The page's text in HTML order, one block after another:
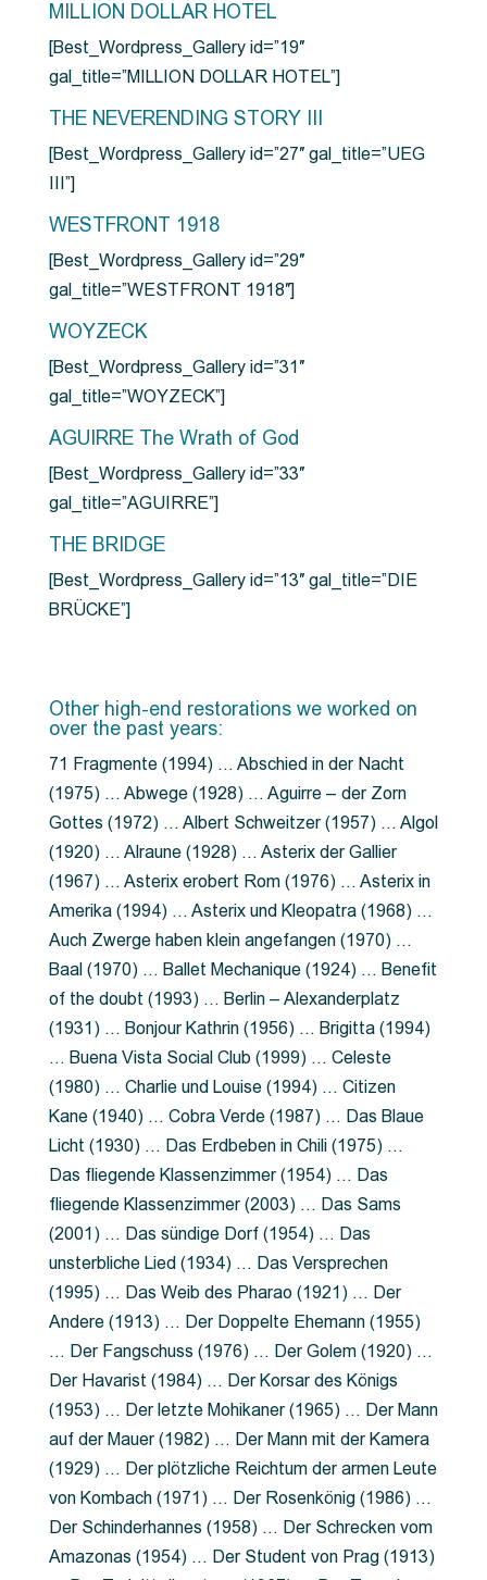
MILLION DOLLAR HOTEL
[Best_Wordpress_Gallery id=”19″
gal_title=”MILLION DOLLAR HOTEL”]
THE NEVERENDING STORY III
[Best_Wordpress_Gallery id=”27″ gal_title=”UEG
III”]
WESTFRONT 1918
[Best_Wordpress_Gallery id=”29″
gal_title=”WESTFRONT 1918″]
WOYZECK
[Best_Wordpress_Gallery id=”31″
gal_title=”WOYZECK”]
AGUIRRE The Wrath of God
[Best_Wordpress_Gallery id=”33″
gal_title=”AGUIRRE”]
THE BRIDGE
[Best_Wordpress_Gallery id=”13″ gal_title=”DIE
BRÜCKE”]
Other high-end restorations we worked on
over the past years:
71 Fragmente (1994) … Abschied in der Nacht
(1975) … Abwege (1928) … Aguirre – der Zorn
Gottes (1972) … Albert Schweitzer (1957) … Algol
(1920) … Alraune (1928) … Asterix der Gallier
(1967) … Asterix erobert Rom (1976) … Asterix in
Amerika (1994) … Asterix und Kleopatra (1968) …
Auch Zwerge haben klein angefangen (1970) …
Baal (1970) … Ballet Mechanique (1924) … Benefit
of the doubt (1993) … Berlin – Alexanderplatz
(1931) … Bonjour Kathrin (1956) … Brigitta (1994)
… Buena Vista Social Club (1999) … Celeste
(1980) … Charlie und Louise (1994) … Citizen
Kane (1940) … Cobra Verde (1987) … Das Blaue
Licht (1930) … Das Erdbeben in Chili (1975) …
Das fliegende Klassenzimmer (1954) … Das
fliegende Klassenzimmer (2003) … Das Sams
(2001) … Das sündige Dorf (1954) … Das
unsterbliche Lied (1934) … Das Versprechen
(1995) … Das Weib des Pharao (1921) … Der
Andere (1913) … Der Doppelte Ehemann (1955)
… Der Fangschuss (1976) … Der Golem (1920) …
Der Havarist (1984) … Der Korsar des Königs
(1953) … Der letzte Mohikaner (1965) … Der Mann
auf der Mauer (1982) … Der Mann mit der Kamera
(1929) … Der plötzliche Reichtum der armen Leute
von Kombach (1971) … Der Rosenkönig (1986) …
Der Schinderhannes (1958) … Der Schrecken vom
Amazonas (1954) … Der Student von Prag (1913)